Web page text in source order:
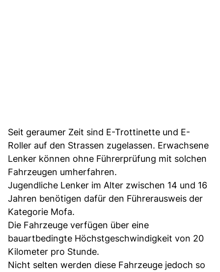
Seit geraumer Zeit sind E-Trottinette und E-
Roller auf den Strassen zugelassen. Erwachsene
Lenker können ohne Führerprüfung mit solchen
Fahrzeugen umherfahren.
Jugendliche Lenker im Alter zwischen 14 und 16
Jahren benötigen dafür den Führerausweis der
Kategorie Mofa.
Die Fahrzeuge verfügen über eine
bauartbedingte Höchstgeschwindigkeit von 20
Kilometer pro Stunde.
Nicht selten werden diese Fahrzeuge jedoch so